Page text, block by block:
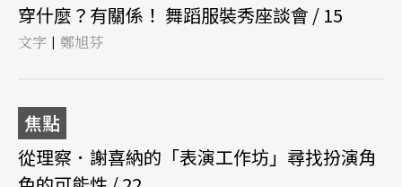
穿什麼？有關係！ 舞蹈服裝秀座談會 / 15
文字 | 鄭旭芬
焦點
從理察．謝喜納的「表演工作坊」尋找扮演角